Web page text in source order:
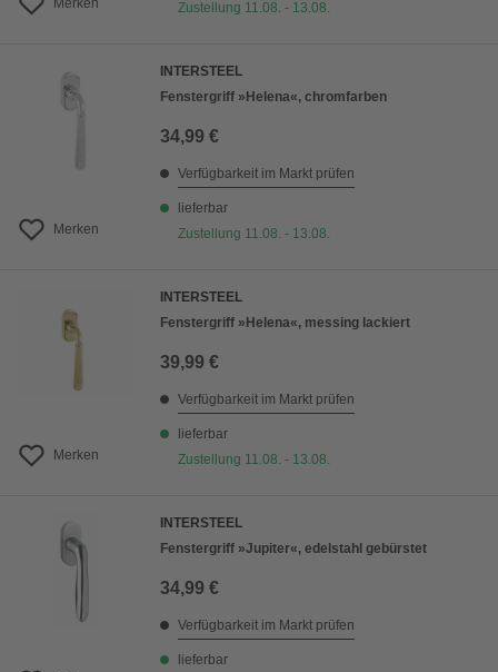
Merken Zustellung 11.08. - 13.08.
Merken
INTERSTEEL
Fenstergriff »Helena«, chromfarben
34,99 €
Verfügbarkeit im Markt prüfen
lieferbar
Zustellung 11.08. - 13.08.
Merken
INTERSTEEL
Fenstergriff »Helena«, messing lackiert
39,99 €
Verfügbarkeit im Markt prüfen
lieferbar
Zustellung 11.08. - 13.08.
INTERSTEEL
Fenstergriff »Jupiter«, edelstahl gebürstet
34,99 €
Verfügbarkeit im Markt prüfen
lieferbar